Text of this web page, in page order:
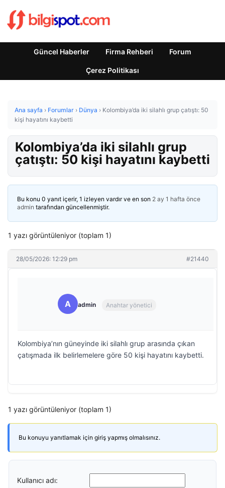
Güncel Haberler Firma Rehberi Forum
Çerez Politikası
Ana sayfa › Forumlar › Dünya › Kolombiya’da iki silahlı grup çatıştı: 50
kişi hayatını kaybetti
Kolombiya’da iki silahlı grup
çatıştı: 50 kişi hayatını kaybetti
Bu konu 0 yanıt içerir, 1 izleyen vardır ve en son 2 ay 1 hafta önce
admin tarafından güncellenmiştir.
1 yazı görüntüleniyor (toplam 1)
28/05/2026: 12:29 pm #21440
A admin Anahtar yönetici
Kolombiya’nın güneyinde iki silahlı grup arasında çıkan
çatışmada ilk belirlemelere göre 50 kişi hayatını kaybetti.
1 yazı görüntüleniyor (toplam 1)
Bu konuyu yanıtlamak için giriş yapmış olmalısınız.
Kullanıcı adı: